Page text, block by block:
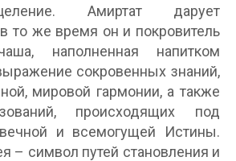
Амиртат дарует
то же время он и покровитель
наполненная напитком
сокровенных знаний,
мировой гармонии, а также
происходящих под
и всемогущей Истины.
– символ путей становления и